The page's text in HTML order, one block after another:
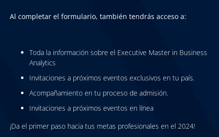
Al completar el formulario, también tendrás acceso a:
Toda la información sobre el Executive Master in Business
Analytics
Invitaciones a próximos eventos exclusivos en tu país.
Acompañamiento en tu proceso de admisión.
Invitaciones a próximos eventos en línea
¡Da el primer paso hacia tus metas profesionales en el 2024!